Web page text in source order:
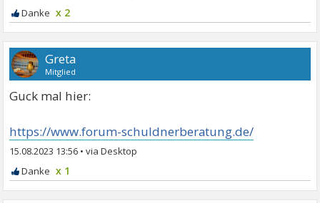
x 2
Greta
Mitglied
Guck mal hier:
https://www.forum-schuldnerberatung.de/
15.08.2023 13:56 •
x 1